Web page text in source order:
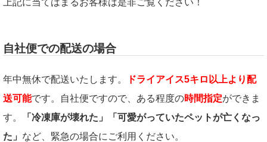
自社便での配送の場合
年中無休で配送いたします。
ドライアイス5キロ以上より配
送可能です。自社便ですので、ある程度の時間指定ができま
す。
「冷凍庫が壊れた」「可愛がっていたペットが亡くなっ
た」 など、緊急の場合にご利用ください。